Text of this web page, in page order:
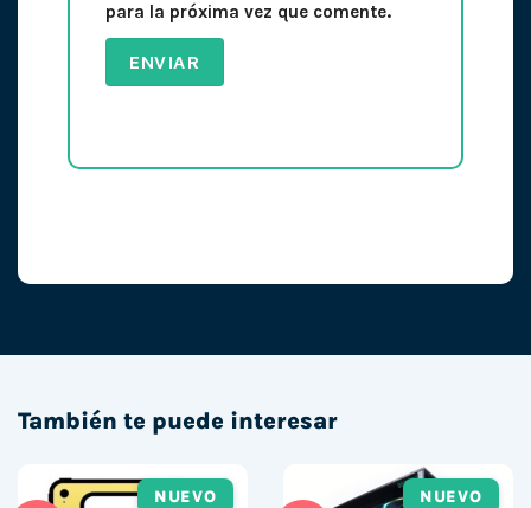
para la próxima vez que comente.
También te puede interesar
NUEVO
NUEVO